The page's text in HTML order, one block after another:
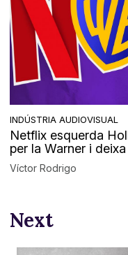
INDÚSTRIA AUDIOVISUAL
Netflix esquerda
per la Warner i
Víctor Rodrigo
Next